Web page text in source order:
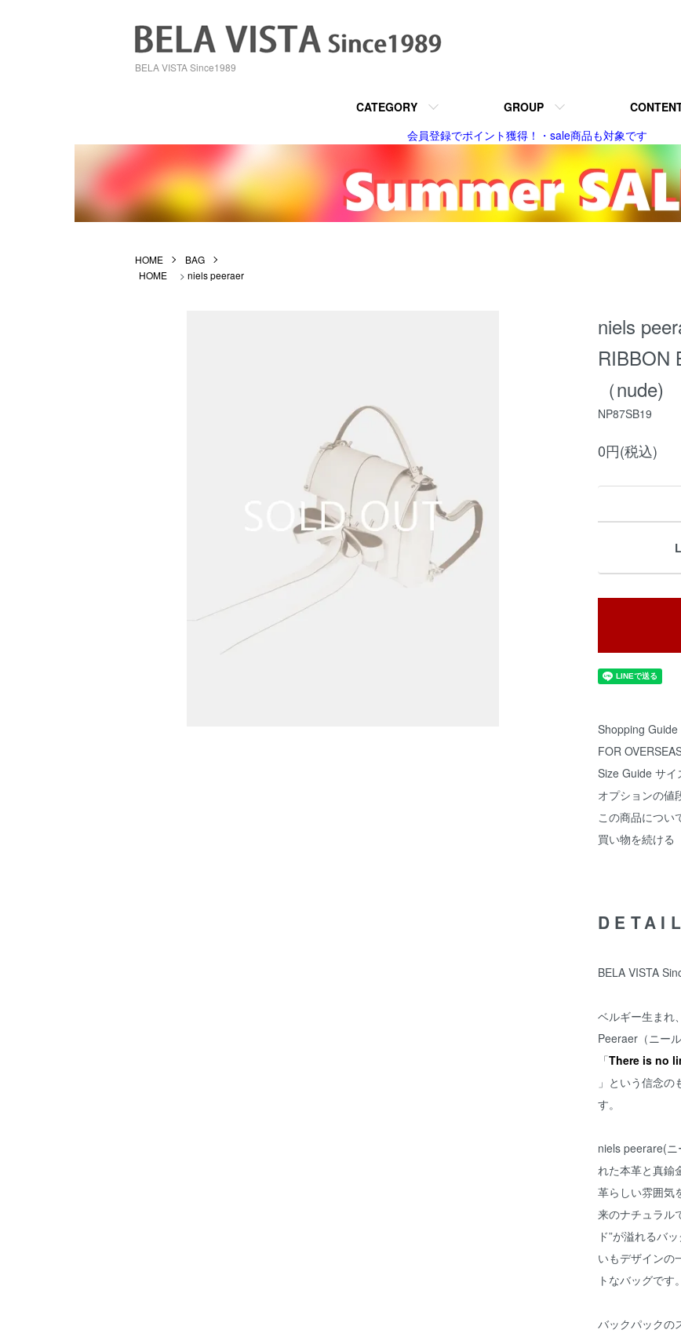
BELA VISTA Since1989
CATEGORY GROUP
会員登録でポイント獲得！・sale商品も対象です
HOME
BAG
HOME
> niels peeraer
niels
（nude)
NP87SB19
0円(税込)
L
Shopping Guide
FOR
Size Guide サイ
オプションの値
この商品につい
買い物を続ける
DETAIL
BELA VISTA
ベルギー生まれ
Peeraer（ニー
「There is no
」という信念
す。
niels peerare(ニ
れた本革と真鍮
革らしい雰囲気
来のナチュラル
ド”が溢れるバ
いもデザインの
トなバッグです。
バックパックの